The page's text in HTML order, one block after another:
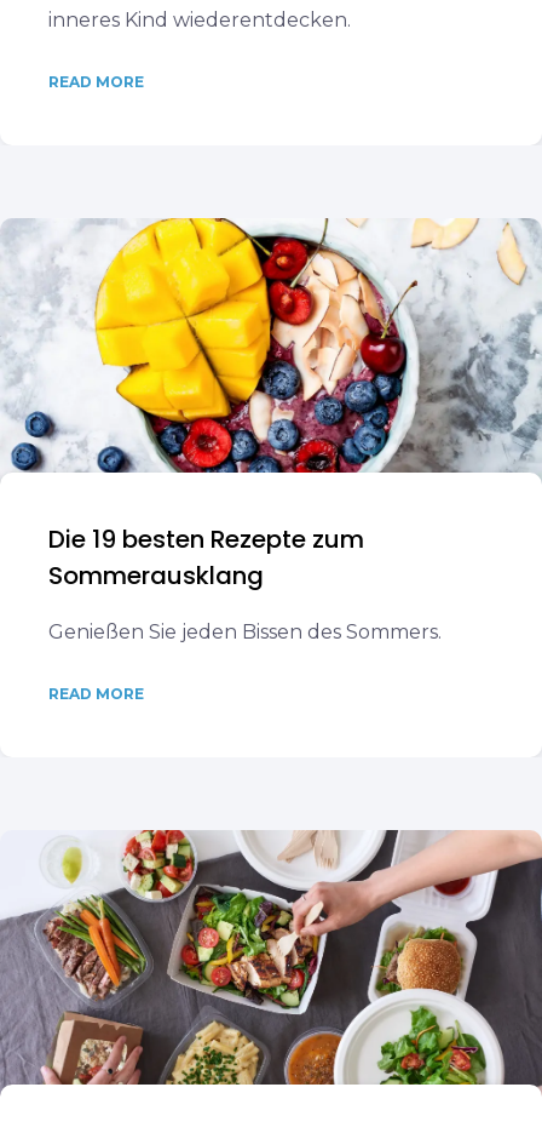
inneres Kind wiederentdecken.
READ MORE
Die 19 besten Rezepte zum
Sommerausklang
Genießen Sie jeden Bissen des Sommers.
READ MORE